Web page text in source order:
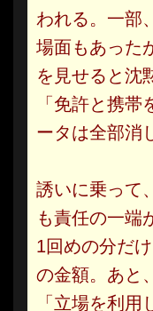
われる。一部
場面もあった
を見せると沈
「免許と携
ータは全部消
誘いに乗って
も責任の一端
1回めの分だ
の金額。あと
「立場を利